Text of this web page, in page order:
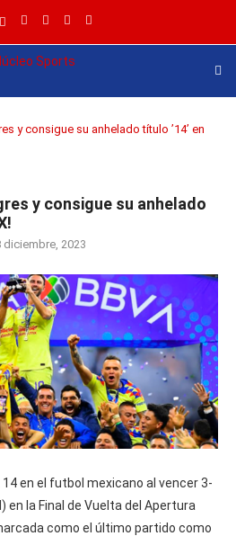
y consigue su anhelado título ’14’ en
y consigue su anhelado
diciembre, 2023
en el futbol mexicano al vencer 3-
en la Final de Vuelta del Apertura
como el último partido como